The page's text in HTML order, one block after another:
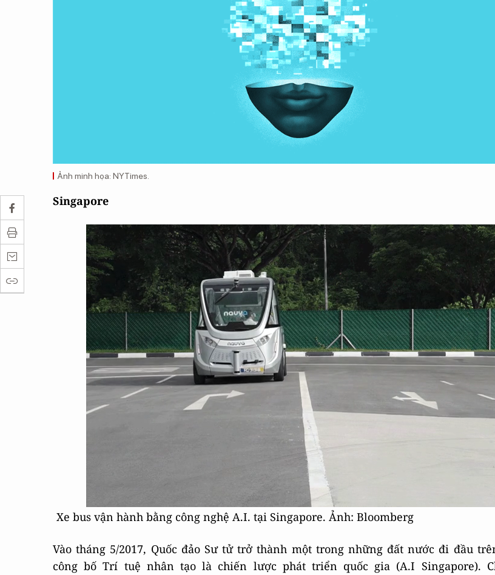
Ảnh minh họa: NYTimes.
Singapore
Xe bus vận hành bằng công nghệ A.I. tại Singapore. Ảnh: Bloomberg
Vào tháng 5/2017, Quốc đảo Sư tử trở thành một trong những đất nước đi đầu
công bố Trí tuệ nhân tạo là chiến lược phát triển quốc gia (A.I Singapore).